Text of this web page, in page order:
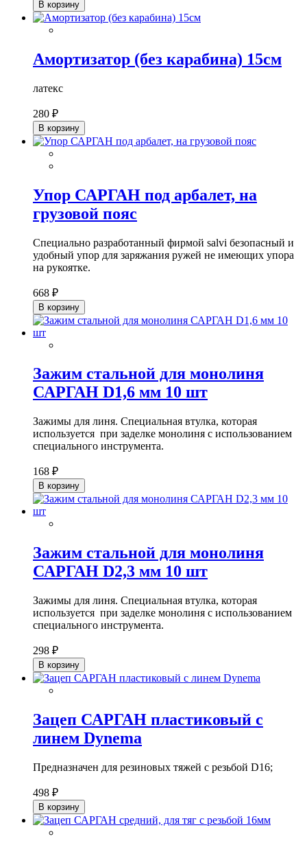
В корзину
Амортизатор (без карабина) 15см
латекс
280 ₽
В корзину
Упор САРГАН под арбалет, на
грузовой пояс
Специально разработанный фирмой salvi безопасный и
удобный упор для заряжания ружей не имеющих упора
на рукоятке.
668 ₽
В корзину
Зажим стальной для монолиня
САРГАН D1,6 мм 10 шт
Зажимы для линя. Специальная втулка, которая
используется при заделке монолиня с использованием
специального инструмента.
168 ₽
В корзину
Зажим стальной для монолиня
САРГАН D2,3 мм 10 шт
Зажимы для линя. Специальная втулка, которая
используется при заделке монолиня с использованием
специального инструмента.
298 ₽
В корзину
Зацеп САРГАН пластиковый с
линем Dynema
Предназначен для резиновых тяжей с резьбой D16;
498 ₽
В корзину